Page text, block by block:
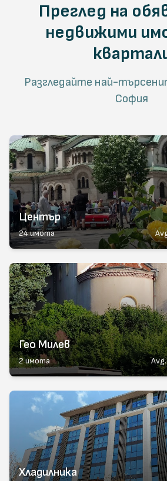
Преглед на
недвижими
Разгледайте най-
София
Център
24имота
Гео Милев
2имота
Хладилника